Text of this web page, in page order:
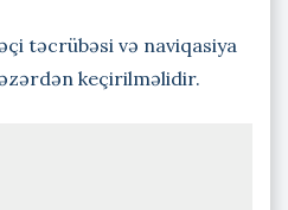
təcrübəsi və naviqasiya
keçirilməlidir.